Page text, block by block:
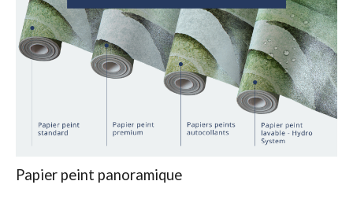
Papier peint panoramique